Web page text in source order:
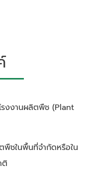
รงงานผลิตพืช (Plant
พืชในพื้นที่จำกัดหรือใน
ติ